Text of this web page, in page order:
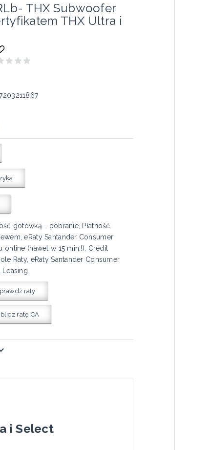
THX Subwoofer
THX Ultra i
gotówką - pobranie, Płatność
eRaty Santander Consumer
online (nawet w 15 min.!), Credit
Raty, eRaty Santander Consumer
Leasing
raty
ratę CA
i Select